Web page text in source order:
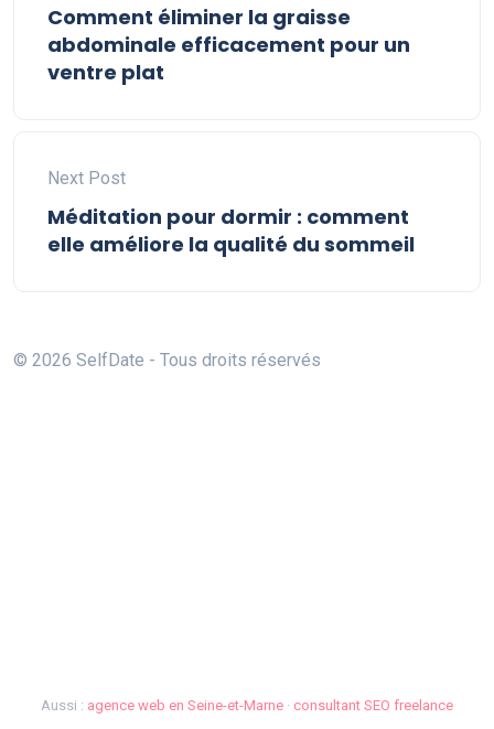
Comment éliminer la graisse
abdominale efficacement pour un
ventre plat
Next Post
Méditation pour dormir : comment
elle améliore la qualité du sommeil
© 2026 SelfDate - Tous droits réservés
Aussi : agence web en Seine-et-Marne · consultant SEO freelance